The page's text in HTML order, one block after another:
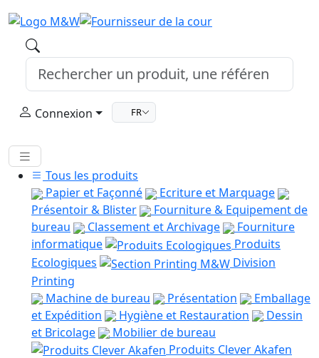
Connexion FR
Tous les produits
Papier et Façonné
Ecriture et Marquage
Présentoir & Blister
Fourniture & Equipement de
bureau
Classement et Archivage
Fourniture
informatique
Produits
Ecologiques
Division
Printing
Machine de bureau
Présentation
Emballage
et Expédition
Hygiène et Restauration
Dessin
et Bricolage
Mobilier de bureau
Produits Clever Akafen